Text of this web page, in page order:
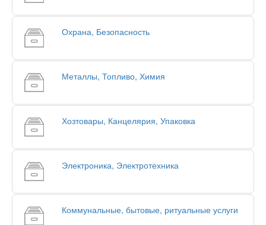
Охрана, Безопасность
Металлы, Топливо, Химия
Хозтовары, Канцелярия, Упаковка
Электроника, Электротехника
Коммунальные, бытовые, ритуальные услуги